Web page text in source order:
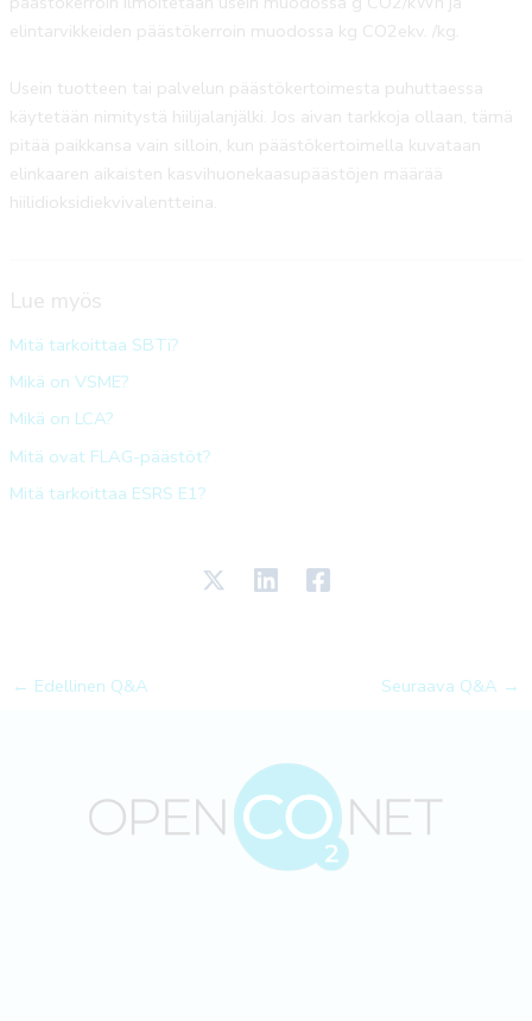
elintarvikkeiden päästökerroin muodossa kg CO2ekv. /kg.
Usein tuotteen tai palvelun päästökertoimesta puhuttaessa
käytetään nimitystä hiilijalanjälki. Jos aivan tarkkoja ollaan, tämä
pitää paikkansa vain silloin, kun päästökertoimella kuvataan
elinkaaren aikaisten kasvihuonekaasupäästöjen määrää
hiilidioksidiekvivalentteina.
Lue myös
Mitä tarkoittaa SBTi?
Mikä on VSME?
Mikä on LCA?
Mitä ovat FLAG-päästöt?
Mitä tarkoittaa ESRS E1?
← Edellinen Q&A Seuraava Q&A →